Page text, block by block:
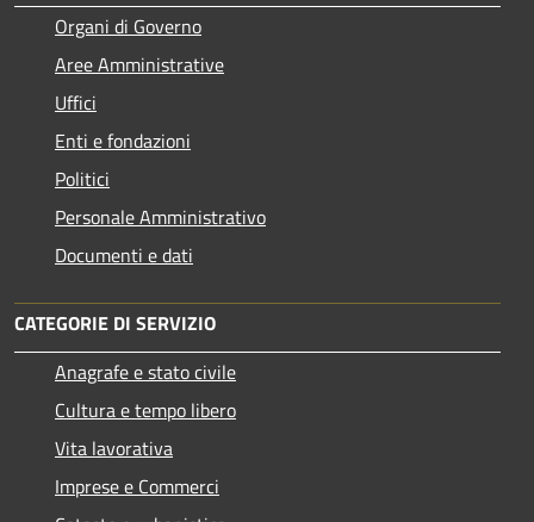
Organi di Governo
Aree Amministrative
Uffici
Enti e fondazioni
Politici
Personale Amministrativo
Documenti e dati
CATEGORIE DI SERVIZIO
Anagrafe e stato civile
Cultura e tempo libero
Vita lavorativa
Imprese e Commerci